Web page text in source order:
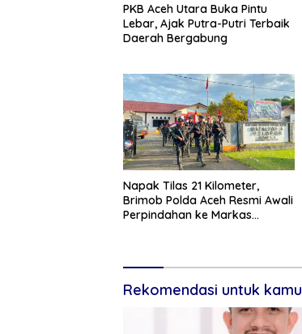
PKB Aceh Utara Buka Pintu
Lebar, Ajak Putra-Putri Terbaik
Daerah Bergabung
Napak Tilas 21 Kilometer,
Brimob Polda Aceh Resmi Awali
Perpindahan ke Markas
Rekomendasi untuk kamu